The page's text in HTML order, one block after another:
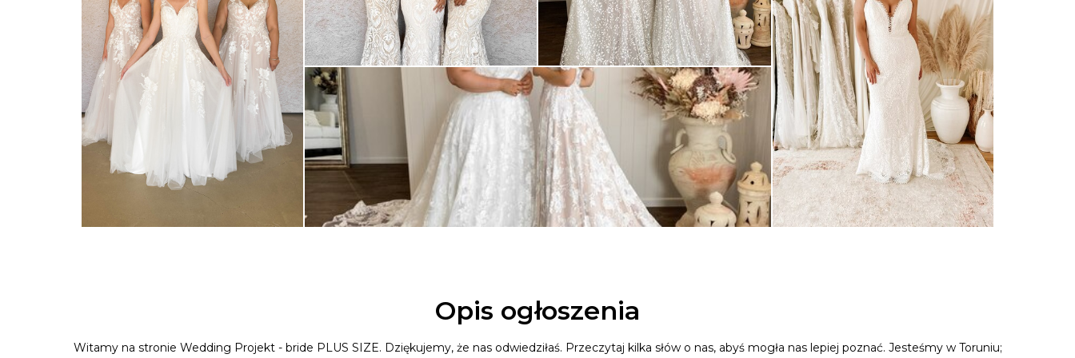
Opis ogłoszenia
Witamy na stronie Wedding Projekt - bride PLUS SIZE. Dziękujemy, że nas odwiedziłaś. Przeczytaj kilka słów o nas, abyś mogła nas lepiej poznać. Jesteśmy w Toruniu;